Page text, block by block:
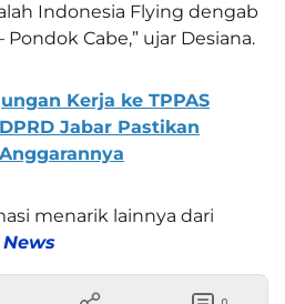
Indonesia Flying dengab
Cabe,” ujar Desiana.
Kerja ke TPPAS
Jabar Pastikan
menarik lainnya dari
News